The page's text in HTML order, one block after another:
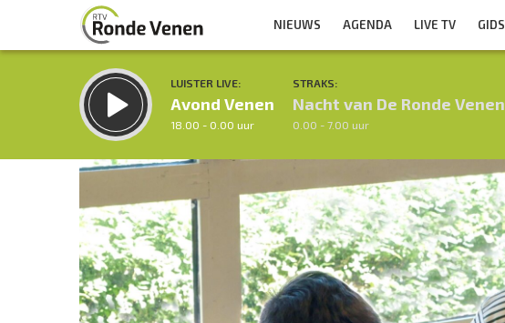
NIEUWS AGENDA LIVE TV GIDS
LUISTER LIVE:
Avond Venen
18.00 - 0.00 uur
STRAKS:
Nacht van De Ronde Venen
0.00 - 7.00 uur
Inklappen